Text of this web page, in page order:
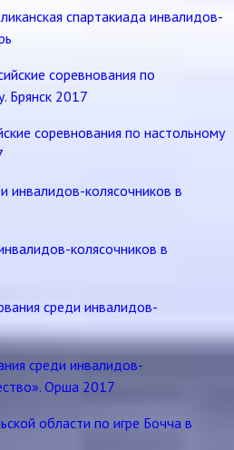
спартакиада инвалидов-
соревнования по настольному
колясочников в
среди инвалидов-
Орша 2017